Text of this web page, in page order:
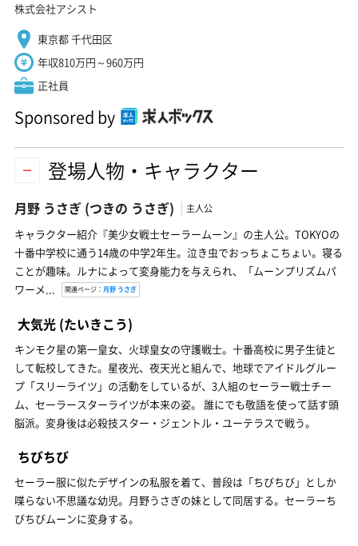
株式会社アシスト
東京都 千代田区
年収810万円～960万円
正社員
Sponsored by
登場人物・キャラクター
月野 うさぎ (つきの うさぎ) 主人公
キャラクター紹介『美少女戦士セーラームーン』の主人公。TOKYOの
十番中学校に通う14歳の中学2年生。泣き虫でおっちょこちょい。寝る
ことが趣味。ルナによって変身能力を与えられ、「ムーンプリズムパ
ワーメ...
関連ページ： 月野 うさぎ
大気光 (たいきこう)
キンモク星の第一皇女、火球皇女の守護戦士。十番高校に男子生徒と
して転校してきた。星夜光、夜天光と組んで、地球でアイドルグルー
プ「スリーライツ」の活動をしているが、3人組のセーラー戦士チー
ム、セーラースターライツが本来の姿。 誰にでも敬語を使って話す頭
脳派。変身後は必殺技スター・ジェントル・ユーテラスで戦う。
ちびちび
セーラー服に似たデザインの私服を着て、普段は「ちびちび」としか
喋らない不思議な幼児。月野うさぎの妹として同居する。セーラーち
びちびムーンに変身する。